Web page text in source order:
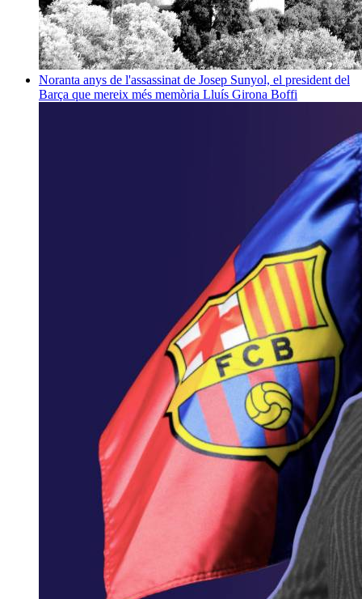
Noranta anys de l'assassinat de Josep Sunyol, el president del
Barça que mereix més memòria Lluís Girona Boffi